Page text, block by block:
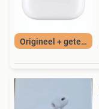
Origineel + getest